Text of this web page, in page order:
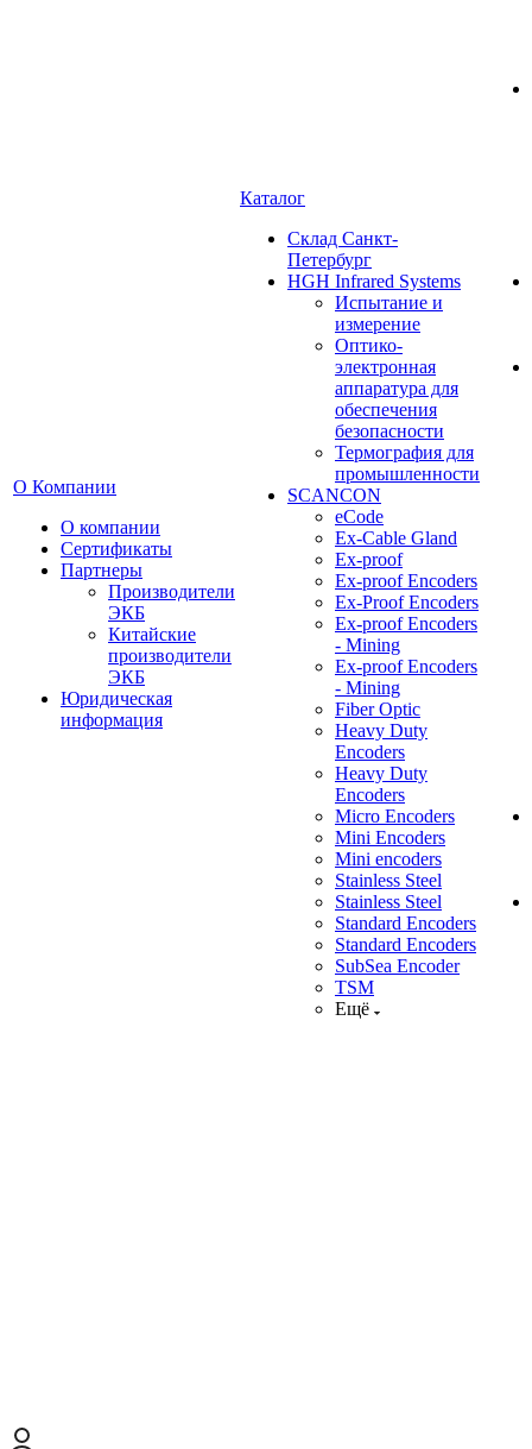
О Компании
О компании
Сертификаты
Партнеры
Производители
ЭКБ
Китайские
производители
ЭКБ
Юридическая
информация
Каталог
Cклад Санкт-
Петербург
HGH Infrared Systems
Испытание и
измерение
Оптико-
электронная
аппаратура для
обеспечения
безопасности
Термография для
промышленности
SCANCON
eCode
Ex-Cable Gland
Ex-proof
Ex-proof Encoders
Ex-Proof Encoders
Ex-proof Encoders
- Mining
Ex-proof Encoders
- Mining
Fiber Optic
Heavy Duty
Encoders
Heavy Duty
Encoders
Micro Encoders
Mini Encoders
Mini encoders
Stainless Steel
Stainless Steel
Standard Encoders
Standard Encoders
SubSea Encoder
TSM
Ещё